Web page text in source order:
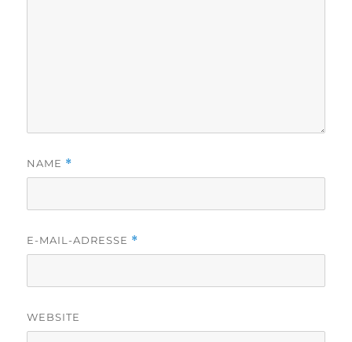
NAME *
E-MAIL-ADRESSE *
WEBSITE